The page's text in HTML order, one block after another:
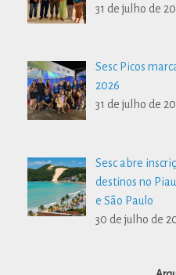
31 de julho de
Sesc Picos
2026
31 de julho de
Sesc abre
destinos no
e São Paulo
30 de julho de